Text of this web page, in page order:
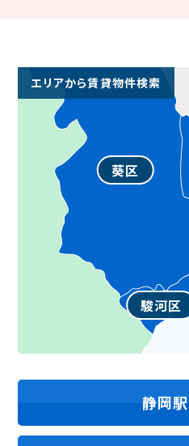
エリアから賃貸物件検索
葵区
駿河区
静岡駅